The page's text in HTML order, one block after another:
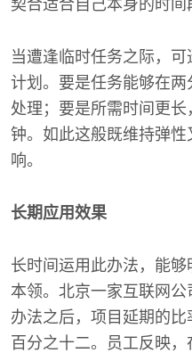
契合适合自己本身的时间
当遭逢临时任务之际，
计划。要是任务能够在
处理；要是所需时间更
钟。如此这般既维持弹
响。
长期应用效果
长时间运用此办法，能
本领。北京一家互联网
办法之后，项目延期的
百分之十二。员工反映